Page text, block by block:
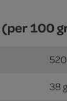
100
38